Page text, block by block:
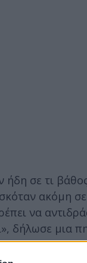
σε τι
ακόμη
να
δήλωσε μια